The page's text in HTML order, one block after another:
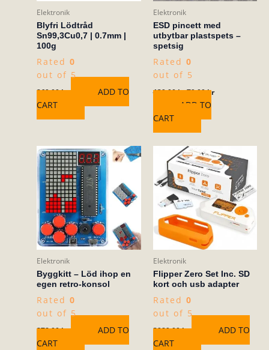
Elektronik
Blyfri Lödtråd
Sn99,3Cu0,7 | 0.7mm |
100g
Rated0
out of 5
269,00kr
ADD TO
CART
Elektronik
ESD pincett med
utbytbar plastspets –
spetsig
Rated 0
out of 5
139,00kr79,00kr
ADD TO
CART
Elektronik
Byggkitt – Löd ihop en
egen retro-konsol
Rated0
out of 5
278,00kr
ADD TO
CART
Elektronik
Flipper Zero Set Inc. SD
kort och usb adapter
Rated 0
out of 5
3989,00kr
ADD TO
CART